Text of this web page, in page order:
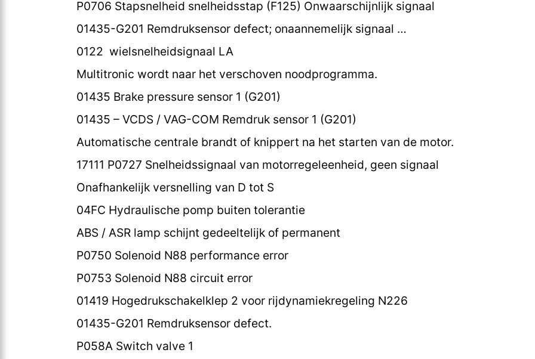
P0706 Stapsnelheid snelheidsstap (F125) Onwaarschijnlijk signaal
01435-G201 Remdruksensor defect; onaannemelijk signaal …
0122 wielsnelheidsignaal LA
Multitronic wordt naar het verschoven noodprogramma.
01435 Brake pressure sensor 1 (G201)
01435 – VCDS / VAG-COM Remdruk sensor 1 (G201)
Automatische centrale brandt of knippert na het starten van de motor.
17111 P0727 Snelheidssignaal van motorregeleenheid, geen signaal
Onafhankelijk versnelling van D tot S
04FC Hydraulische pomp buiten tolerantie
ABS / ASR lamp schijnt gedeeltelijk of permanent
P0750 Solenoid N88 performance error
P0753 Solenoid N88 circuit error
01419 Hogedrukschakelklep 2 voor rijdynamiekregeling N226
01435-G201 Remdruksensor defect.
P058A Switch valve 1